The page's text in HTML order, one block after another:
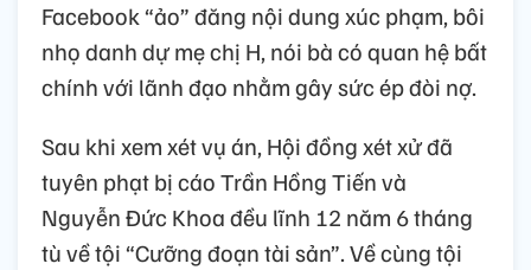
Facebook “ảo” đăng nội dung xúc phạm, bôi
nhọ danh dự mẹ chị H, nói bà có quan hệ bất
chính với lãnh đạo nhằm gây sức ép đòi nợ.
Sau khi xem xét vụ án, Hội đồng xét xử đã
tuyên phạt bị cáo Trần Hồng Tiến và
Nguyễn Đức Khoa đều lĩnh 12 năm 6 tháng
tù về tội “Cưỡng đoạn tài sản”. Về cùng tội